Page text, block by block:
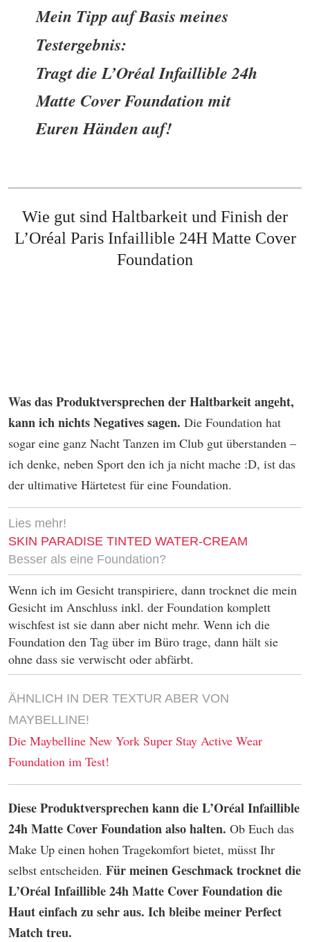
Mein Tipp auf Basis meines
Testergebnis:
Tragt dieL’Oréal Infaillible 24h
Matte Cover Foundation mit
Euren Händen auf!
Wie gut sind Haltbarkeit und Finish der
L’Oréal Paris Infaillible 24H Matte Cover
Foundation
Was das Produktversprechen der Haltbarkeit angeht,
kann ich nichts Negatives sagen. Die Foundation hat
sogar eine ganz Nacht Tanzen im Club gut überstanden –
ich denke, neben Sport den ich ja nicht mache :D, ist das
der ultimative Härtetest für eine Foundation.
Lies mehr!
SKIN PARADISE TINTED WATER-CREAM
Besser als eine Foundation?
Wenn ich im Gesicht transpiriere, dann trocknet die mein
Gesicht im Anschluss inkl. der Foundation komplett
wischfest ist sie dann aber nicht mehr. Wenn ich die
Foundation den Tag über im Büro trage, dann hält sie
ohne dass sie verwischt oder abfärbt.
ÄHNLICH IN DER TEXTUR ABER VON
MAYBELLINE!
Die Maybelline New York Super Stay Active Wear
Foundation im Test!
Diese Produktversprechen kann die L’Oréal Infaillible
24h Matte Cover Foundation also halten. Ob Euch das
Make Up einen hohen Tragekomfort bietet, müsst Ihr
selbst entscheiden. Für meinen Geschmack trocknet die
L’Oréal Infaillible 24h Matte Cover Foundation die
Haut einfach zu sehr aus. Ich bleibe meiner Perfect
Match treu.